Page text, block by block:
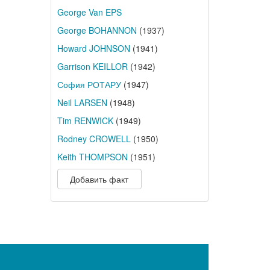
George Van EPS
George BOHANNON (1937)
Howard JOHNSON (1941)
Garrison KEILLOR(1942)
София РОТАРУ(1947)
Neil LARSEN (1948)
Tim RENWICK(1949)
Rodney CROWELL(1950)
Keith THOMPSON (1951)
Добавить факт